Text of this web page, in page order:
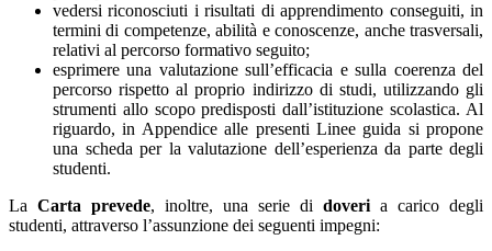
vedersi riconosciuti i risultati di apprendimento conseguiti, in
termini di competenze, abilità e conoscenze, anche trasversali,
relativi al percorso formativo seguito;
esprimere una valutazione sull’efficacia e sulla coerenza del
percorso rispetto al proprio indirizzo di studi, utilizzando gli
strumenti allo scopo predisposti dall’istituzione scolastica. Al
riguardo, in Appendice alle presenti Linee guida si propone
una scheda per la valutazione dell’esperienza da parte degli
studenti.
La Carta prevede, inoltre, una serie di doveri a carico degli
studenti, attraverso l’assunzione dei seguenti impegni: